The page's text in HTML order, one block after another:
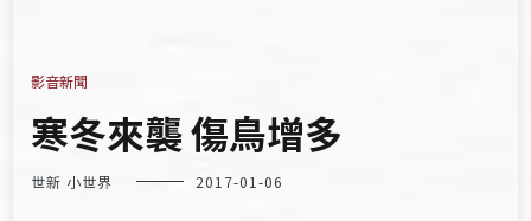
影音新聞
寒冬來襲 傷鳥增多
世新 小世界 2017-01-06